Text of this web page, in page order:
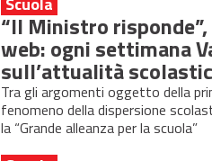
“Il Ministro
web: ogni settimana
sull’attualità
Tra gli argomenti oggetto della
fenomeno della dispersione
la “Grande alleanza per la scuola”